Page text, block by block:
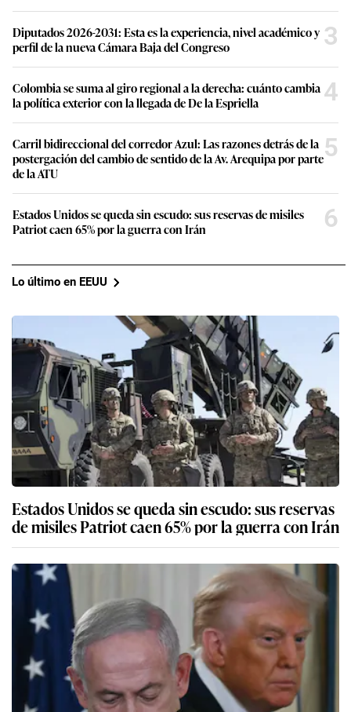
Diputados 2026-2031: Esta es la experiencia, nivel académico y
perfil de la nueva Cámara Baja del Congreso
3
Colombia se suma al giro regional a la derecha: cuánto cambia
la política exterior con la llegada de De la Espriella
4
Carril bidireccional del corredor Azul: Las razones detrás de la
postergación del cambio de sentido de la Av. Arequipa por parte
de la ATU
5
Estados Unidos se queda sin escudo: sus reservas de misiles
Patriot caen 65% por la guerra con Irán
6
Lo último en EEUU
Estados Unidos se queda sin escudo: sus reservas
de misiles Patriot caen 65% por la guerra con Irán